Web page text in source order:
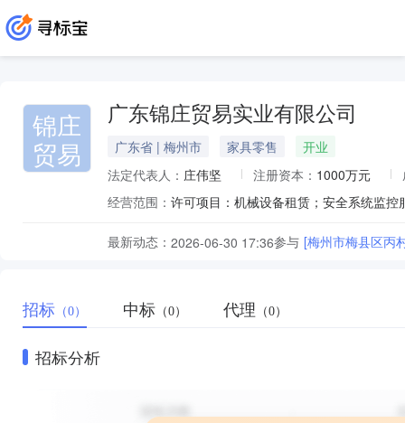
锦庄
贸易
广东锦庄贸易实业有限公司
广东省 | 梅州市 家具零售
开业
法定代表人： 庄伟坚 注册资本： 1000万元
经营范围：
最新动态： 2026-06-30 17:36参与 [梅州市梅县区丙
招标 （0） 中标 （0） 代理 （0）
招标分析